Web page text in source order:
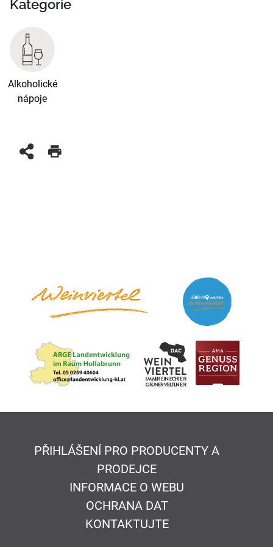
Kategorie
Alkoholické
nápoje
PŘIHLÁŠENÍ PRO PRODUCENTY A
PRODEJCE
INFORMACE O WEBU
OCHRANA DAT
KONTAKTUJTE